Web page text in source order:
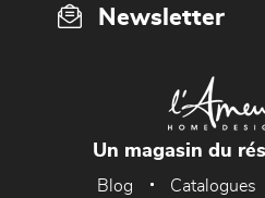
Newsletter
Un magasin du
Blog Catalogues